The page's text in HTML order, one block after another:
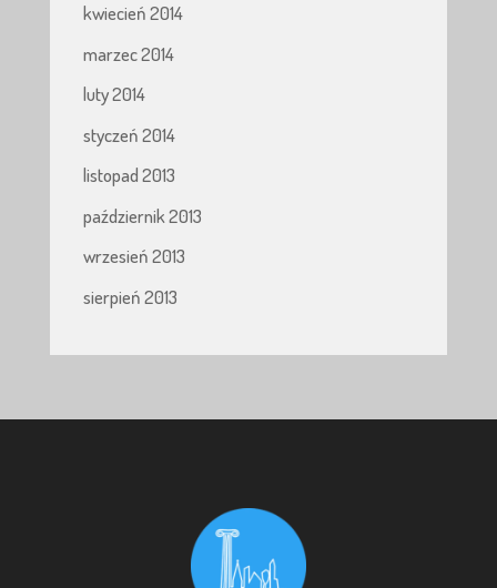
kwiecień 2014
marzec 2014
luty 2014
styczeń 2014
listopad 2013
październik 2013
wrzesień 2013
sierpień 2013